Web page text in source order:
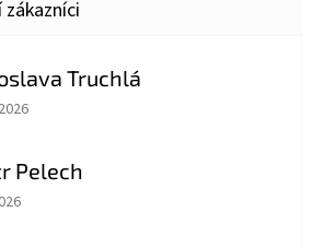
Truchlá
obchodu je 5 z 5 hvězdiček.
Pelech
obchodu je 5 z 5 hvězdiček.